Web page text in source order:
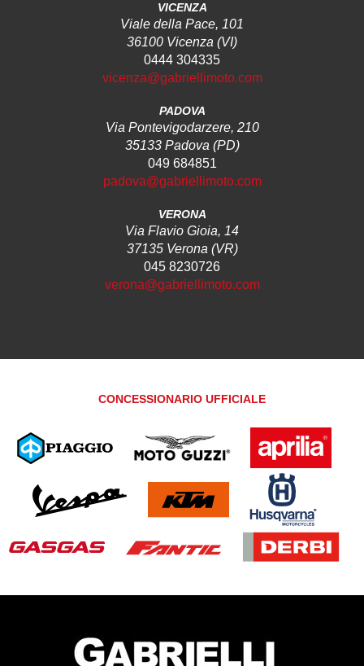
VICENZA
Viale della Pace, 101
36100 Vicenza (VI)
0444 304335
vicenza@gabriellimoto.com
PADOVA
Via Pontevigodarzere, 210
35133 Padova (PD)
049 684851
padova@gabriellimoto.com
VERONA
Via Flavio Gioia, 14
37135 Verona (VR)
045 8230726
verona@gabriellimoto.com
CONCESSIONARIO UFFICIALE